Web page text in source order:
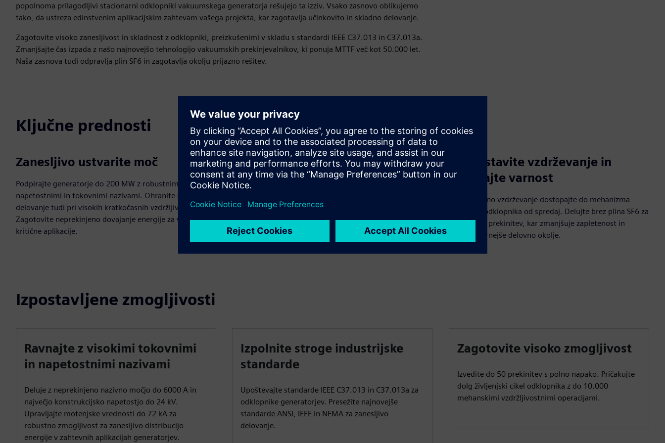
popolnoma prilagodljivi stacionarni odklopniki vakuumskega generatorja rešujejo ta izziv. Vsako zasnovo oblikujemo
tako, da ustreza edinstvenim aplikacijskim zahtevam vašega projekta, kar zagotavlja učinkovito in skladno delovanje.
Zagotovite visoko zanesljivost in skladnost z odklopniki, preizkušenimi v skladu s standardi IEEE C37.013 in C37.013a.
Zmanjšajte čas izpada z našo najnovejšo tehnologijo vakuumskih prekinjevalnikov, ki ponuja MTTF več kot 50.000 let.
Naša zasnova tudi odpravlja plin SF6 in zagotavlja okolju prijazno rešitev.
Ključne prednosti
Zanesljivo ustvarite moč
Podpirajte generatorje do 200 MW z robustnimi
napetostnimi in tokovnimi nazivami. Ohranite stabilno
delovanje tudi pri visokih kratkočasnih vzdržljivih tokih.
Zagotovite neprekinjeno dovajanje energije za vaše
kritične aplikacije.
Prilagodite svoje rešitve
Prilagodite generatorske odklopnike svojim električnim in
projekta za optimizirano delovanje in učinkovito
integracijo v vašo infrastrukturo.
Poenostavite vzdrževanje in
povečajte varnost
Za enostavno vzdrževanje dostopajte do mehanizma
delovanja odklopnika od spredaj. Delujte brez plina SF6 za
izolacijo ali prekinitev, kar zmanjšuje zapletenost in
podpira varnejše delovno okolje.
Izpostavljene zmogljivosti
Ravnajte z visokimi tokovnimi
in napetostnimi nazivami
Deluje z neprekinjeno nazivno močjo do 6000 A in
največjo konstrukcijsko napetostjo do 24 kV.
Upravljajte motenjske vrednosti do 72 kA za
robustno zmogljivost za zanesljivo distribucijo
energije v zahtevnih aplikacijah generatorjev.
Izpolnite stroge industrijske
standarde
Upoštevajte standarde IEEE C37.013 in C37.013a za
odklopnike generatorjev. Presežite najnovejše
standarde ANSI, IEEE in NEMA za zanesljivo
delovanje.
Zagotovite visoko zmogljivost
Izvedite do 50 prekinitev s polno napako. Pričakujte
dolg življenjski cikel odklopnika z do 10.000
mehanskimi vzdržljivostnimi operacijami.